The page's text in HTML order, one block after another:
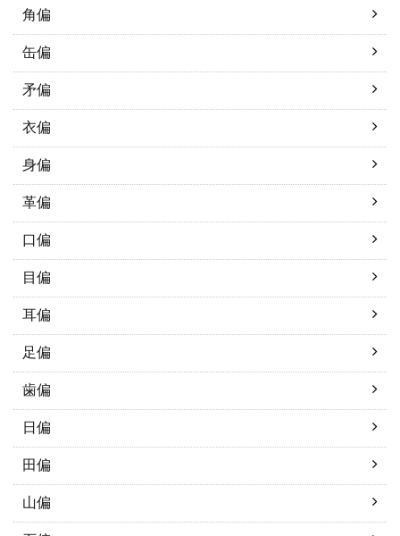
角偏
缶偏
矛偏
衣偏
身偏
革偏
口偏
目偏
耳偏
足偏
歯偏
日偏
田偏
山偏